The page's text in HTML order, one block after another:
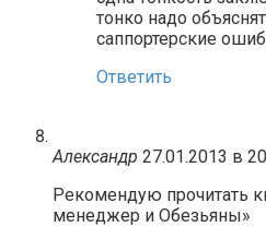
тонко надо
саппортерские
Ответить
Александр 27.01.2013 в
Рекомендую прочитать
менеджер и Обезьяны»